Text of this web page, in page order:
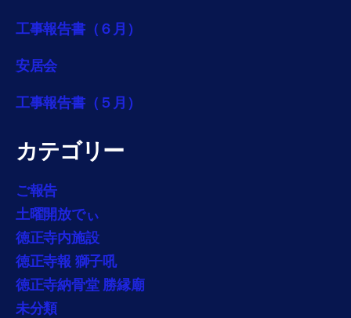
工事報告書（６月）
安居会
工事報告書（５月）
カテゴリー
ご報告
土曜開放でぃ
徳正寺内施設
徳正寺報 獅子吼
徳正寺納骨堂 勝縁廟
未分類